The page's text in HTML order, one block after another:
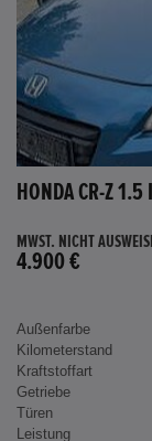
HONDA CR-Z 1.5
MWST. NICHT
4.900 €
Außenfarbe
Kilometerstand
Kraftstoffart
Getriebe
Türen
Leistung